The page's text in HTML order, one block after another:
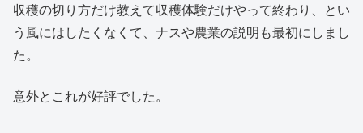
収穫の切り方だけ教えて収穫体験だけやって終わり、とい
う風にはしたくなくて、ナスや農業の説明も最初にしまし
た。
意外とこれが好評でした。